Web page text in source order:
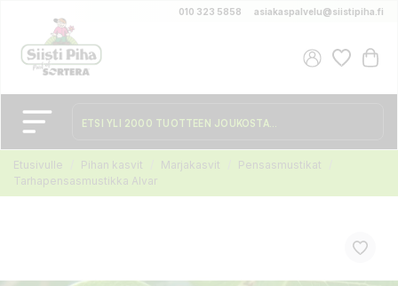
010 323 5858 asiakaspalvelu@siistipiha.fi
Etusivulle Pihan kasvit Marjakasvit
Pensasmustikat
Tarhapensasmustikka Alvar